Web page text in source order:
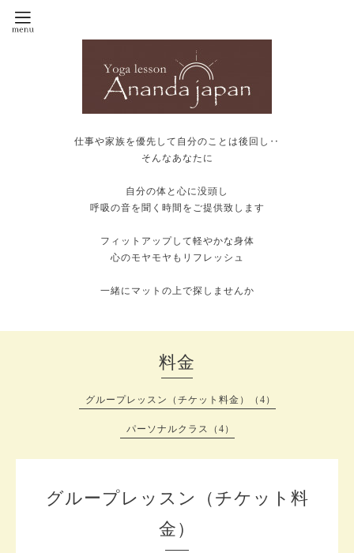
仕事や家族を優先して自分のことは後回し‥
そんなあなたに
自分の体と心に没頭し
呼吸の音を聞く時間をご提供致します
フィットアップして軽やかな身体
心のモヤモヤもリフレッシュ
一緒にマットの上で探しませんか
料金
グループレッスン（チケット料金）（4）
パーソナルクラス（4）
グループレッスン（チケット料
金）